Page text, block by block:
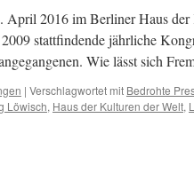
April 2016 im Berliner Haus
stattfindende jährliche
Wie lässt sich
| Verschlagwortet mit Bedrohte
Löwisch, Haus der Kulturen der Welt,